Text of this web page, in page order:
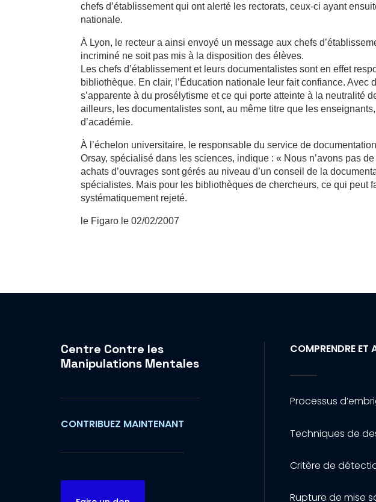
chefs d’établissement qui ont alerté les rectorats, ceux-ci ayant
nationale.
À Lyon, le recteur a ainsi envoyé un message aux chefs
incriminé ne soit pas mis à la disposition des élèves.
Les chefs d’établissement et leurs documentalistes sont en effet
bibliothèque. En clair, l’Éducation nationale leur fait confiance. Avec
s’apparente à du prosélytisme et ce qui porte atteinte à la neutralité
ailleurs, les documentalistes sont, au même titre que les
d’académie.
À l’échelon universitaire, le responsable du service de
Orsay, spécialisé dans les sciences, indique : « Nous n’avons pas
achats d’ouvrages sont gérés au niveau d’un conseil de la
spécialistes. Mais pour les bibliothèques de chercheurs, ce qui peut
systématiquement rejeté.
le Figaro le 02/02/2007
Centre Contre les
Manipulations Mentales
CONTRIBUEZ MAINTENANT
COMPRENDRE ET
Processus
Techniques de
Critère de
Rupture de mise